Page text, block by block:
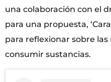
una colaboración con el
para una propuesta,
para reflexionar sobre las
consumir sustancias.